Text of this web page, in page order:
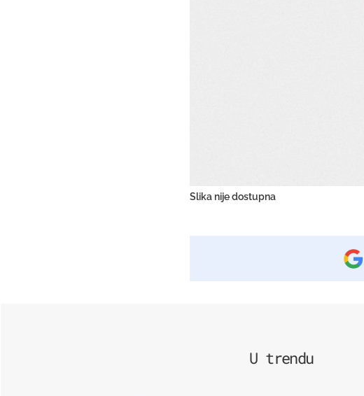
Slika nije dostupna
U trendu